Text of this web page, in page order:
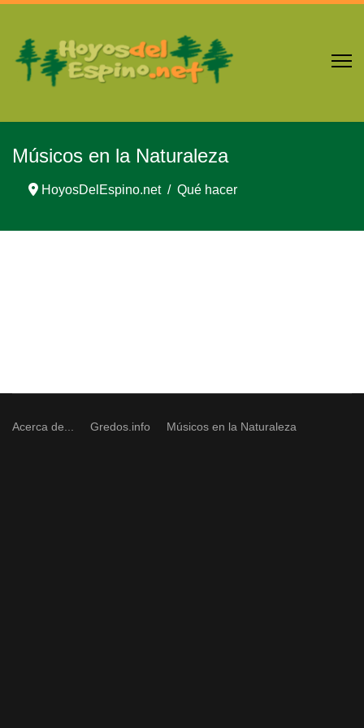
Músicos en la Naturaleza
HoyosDelEspino.net Qué hacer
Acerca de... Gredos.info Músicos en la Naturaleza